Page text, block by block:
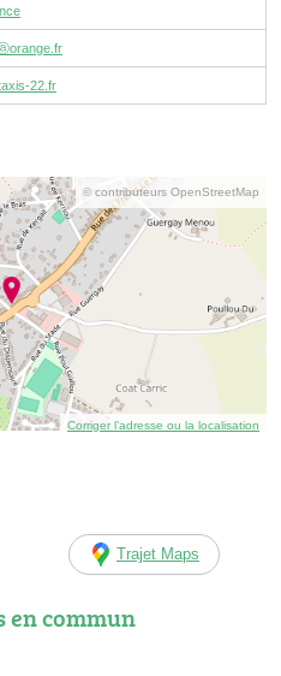
22.fr
© contributeurs OpenStreetMap
Corriger l’adresse ou la localisation
Trajet Maps
commun